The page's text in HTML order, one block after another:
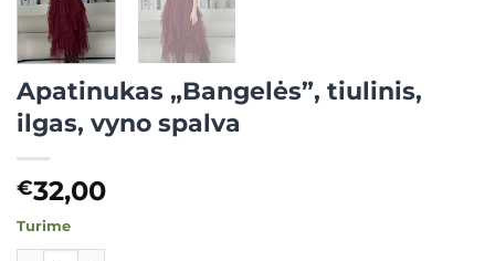
Apatinukas „Bangelės”, tiulinis,
ilgas, vyno spalva
€32,00
Turime